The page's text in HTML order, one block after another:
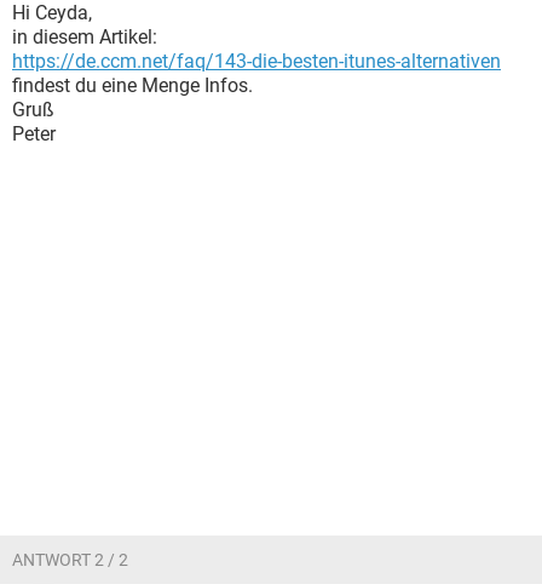
Hi Ceyda,
in diesem Artikel:
https://de.ccm.net/faq/143-die-besten-itunes-alternativen
findest du eine Menge Infos.
Gruß
Peter
ANTWORT 2 / 2